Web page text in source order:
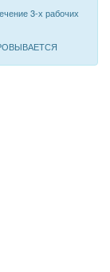
3-х рабочих